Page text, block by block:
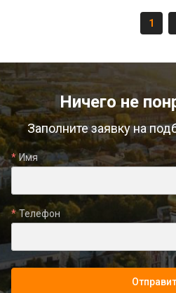
1
Ничего не
Заполните заявку на
Имя
Телефон